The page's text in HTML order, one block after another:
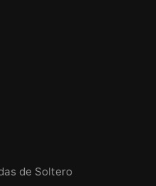
de Soltero